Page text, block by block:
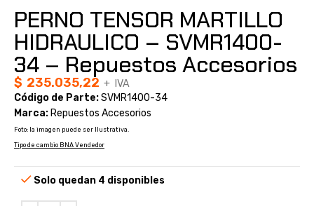
PERNO TENSOR MARTILLO
HIDRAULICO – SVMR1400-
34 – Repuestos Accesorios
$ 235.035,22 + IVA
Código de Parte:SVMR1400-34
Marca: Repuestos Accesorios
Foto: la imagen puede ser Ilustrativa.
Tipo de cambio BNA Vendedor
Solo quedan 4 disponibles